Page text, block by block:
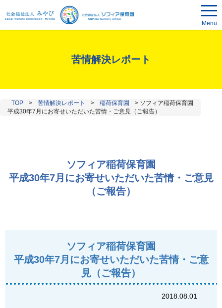
Menu
苦情解決レポート
TOP > 苦情解決レポート > 稲荷保育園 > ソフィア稲荷保育園
平成30年7月にお寄せいただいた苦情・ご意見（ご報告）
ソフィア稲荷保育園
平成30年7月にお寄せいただいた苦情・ご意見
（ご報告）
ソフィア稲荷保育園
平成30年7月にお寄せいただいた苦情・ご意
見（ご報告）
2018.08.01